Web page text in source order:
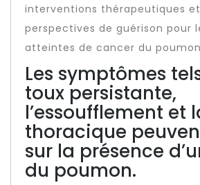
interventions thérapeutiques
perspectives de guérison pour
atteintes de cancer du
Les symptômes
toux persistante,
l’essoufflement et
thoracique
sur la présence
du poumon.